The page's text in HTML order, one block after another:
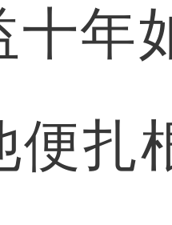
十年
便扎